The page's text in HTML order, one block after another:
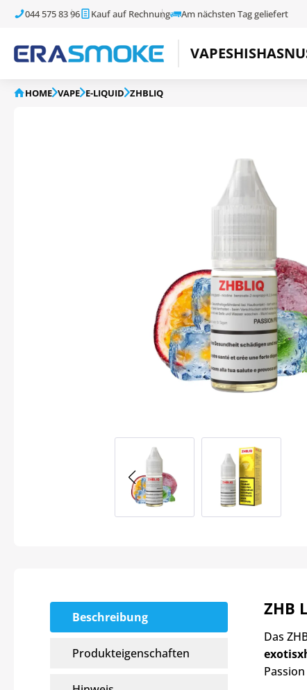
044 575 83 96 Kauf auf Rechnung Am nächsten Tag geliefert
VAPESHISHA
HOME VAPE E-LIQUID ZHBLIQ
Beschreibung
Produkteigenschaften
ZHB
Das